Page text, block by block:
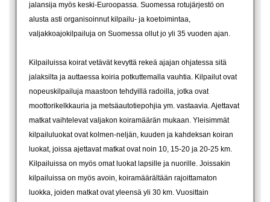
jalansija myös keski-Euroopassa. Suomessa rotujärjestö on
alusta asti organisoinnut kilpailu- ja koetoimintaa,
valjakkoajokilpailuja on Suomessa ollut jo yli 35 vuoden ajan.
Kilpailuissa koirat vetävät kevyttä rekeä ajajan ohjatessa sitä
jalaksilta ja auttaessa koiria potkuttemalla vauhtia. Kilpailut ovat
nopeuskilpailuja maastoon tehdyillä radoilla, jotka ovat
moottorikelkkauria ja metsäautotiepohjia ym. vastaavia. Ajettavat
matkat vaihtelevat valjakon koiramäärän mukaan. Yleisimmät
kilpailuluokat ovat kolmen-neljän, kuuden ja kahdeksan koiran
luokat, joissa ajettavat matkat ovat noin 10, 15-20 ja 20-25 km.
Kilpailuissa on myös omat luokat lapsille ja nuorille. Joissakin
kilpailuissa on myös avoin, koiramäärältään rajoittamaton
luokka, joiden matkat ovat yleensä yli 30 km. Vuosittain